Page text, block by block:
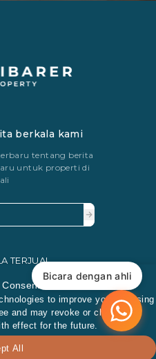
berkala kami
tentang berita
untuk properti di
TERJUAL
POLICYBicara dengan ahli
to improve your browsing
and may revoke or change my
effect for the future.
All